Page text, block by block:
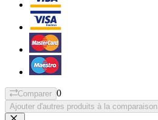
Comparer 0
Ajouter d'autres produits à la comparaison